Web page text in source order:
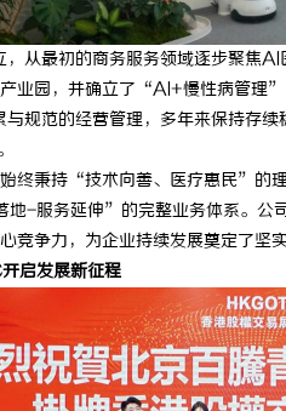
从最初的商务服务领域逐步聚焦
业园，并确立了“AI+慢性病管理
规范的经营管理，多年来保持存
终秉持“技术向善、医疗惠民”的
-服务延伸”的完整业务体系。公
竞争力，为企业持续发展奠定了坚
启发展新征程
飞牛影视：打造多元化